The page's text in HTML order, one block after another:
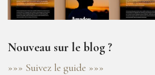
Nouveau sur le blog ?
»»» Suivez le guide »»»